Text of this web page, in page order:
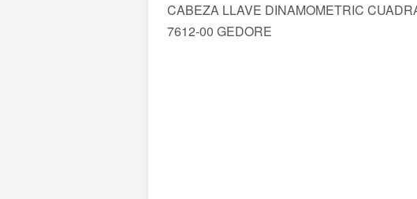
CABEZA LLAVE DINAMOMETRIC
7612-00 GEDORE